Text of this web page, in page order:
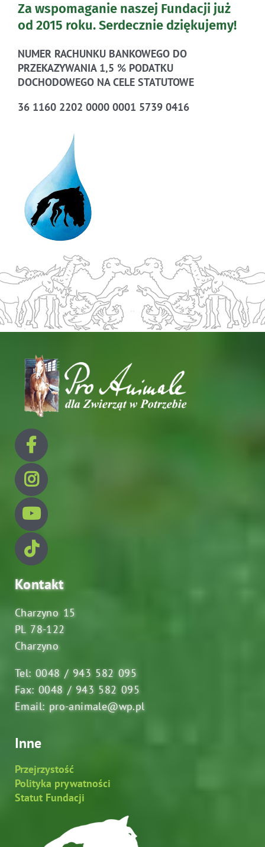
Za wspomaganie naszej Fundacji już
od 2015 roku.Serdecznie dziękujemy!
NUMER RACHUNKU BANKOWEGO DO
PRZEKAZYWANIA 1,5 % PODATKU
DOCHODOWEGO NA CELE STATUTOWE
36 1160 2202 0000 0001 5739 0416
Kontakt
Charzyno 15
PL 78-122
Charzyno
Tel: 0048 / 943 582 095
Fax: 0048 / 943 582 095
Email: pro-animale@wp.pl
Inne
Przejrzystość
Polityka prywatności
Statut Fundacji